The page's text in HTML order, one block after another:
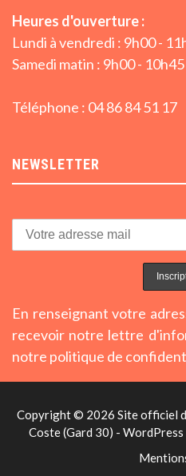
Heures d'ouverture :
Lundi à vendredi : 9h00 -
Samedi matin : 9h00 - 10h45
Téléphone : 04 86 84 51 17
NEWSLETTER
En renseignant votre
recevoir notre lettre
notre politique de
Copyright © 2026 Site officiel
Coste (Gard 30) - WordPress